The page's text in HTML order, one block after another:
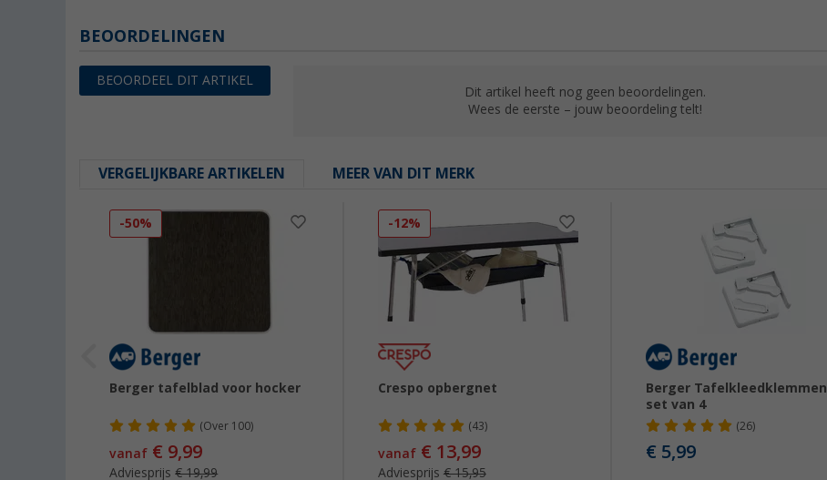
BEOORDELINGEN
BEOORDEEL DIT ARTIKEL
Dit artikel heeft nog geen beoordelingen.
Wees de eerste – jouw beoordeling telt!
VERGELIJKBARE ARTIKELEN MEER VAN DIT MERK
-50%
Berger tafelblad voor hocker
(Over 100)
vanaf € 9,99
Adviesprijs€ 19,99
-12%
Crespo opbergnet
(43)
vanaf€ 13,99
Adviesprijs € 15,95
Berger Tafelkleedklemmen
set van 4
(26)
€ 5,99